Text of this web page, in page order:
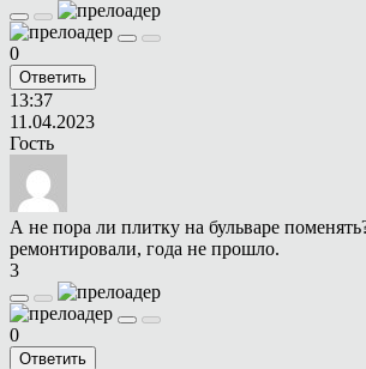
0
Ответить
13:37
11.04.2023
Гость
А не пора ли плитку на бульваре
ремонтировали, года не прошло.
3
0
Ответить